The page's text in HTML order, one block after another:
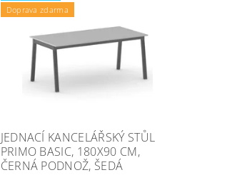
Doprava zdarma
JEDNACÍ KANCELÁŘSKÝ STŮL
PRIMO BASIC, 180X90 CM,
ČERNÁ PODNOŽ, ŠEDÁ